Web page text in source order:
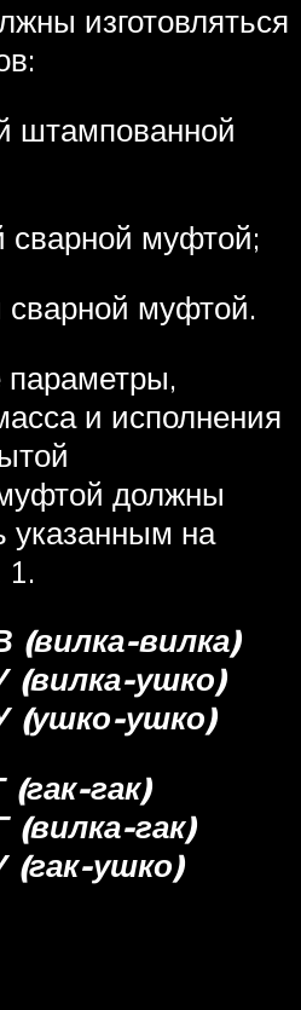
изготовляться
штампованной
сварной муфтой;
сварной муфтой.
и исполнения
должны
указанным на
1.
(вилка-вилка)
(вилка-ушко)
(ушко-ушко)
(гак-гак)
(вилка-гак)
(гак-ушко)